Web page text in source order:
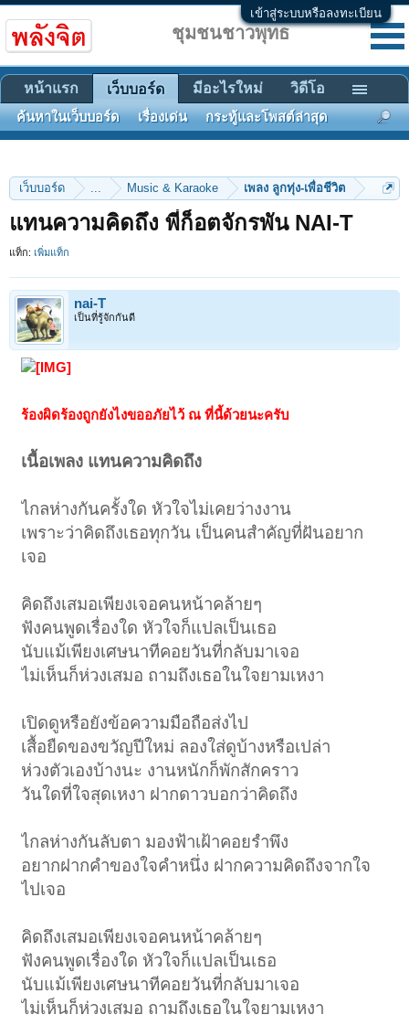
เข้าสู่ระบบหรือลงทะเบียน
เว็บบอร์ด ... Music & Karaoke เพลง ลูกทุ่ง-เพื่อชีวิต
แทนความคิดถึง พี่ก็อตจักรพัน NAI-T
แท็ก: เพิ่มแท็ก
nai-T
เป็นที่รู้จักกันดี
ร้องผิดร้องถูกยังไงขออภัยไว้ ณ ที่นี้ด้วยนะครับ
เนื้อเพลง แทนความคิดถึง
ไกลห่างกันครั้งใด หัวใจไม่เคยว่างงาน
เพราะว่าคิดถึงเธอทุกวัน เป็นคนสำคัญที่ฝันอยาก
เจอ
คิดถึงเสมอเพียงเจอคนหน้าคล้ายๆ
ฟังคนพูดเรื่องใด หัวใจก็แปลเป็นเธอ
นับแม้เพียงเศษนาทีคอยวันที่กลับมาเจอ
ไม่เห็นก็ห่วงเสมอ ถามถึงเธอในใจยามเหงา
เปิดดูหรือยังข้อความมือถือส่งไป
เสื้อยืดของขวัญปีใหม่ ลองใส่ดูบ้างหรือเปล่า
ห่วงตัวเองบ้างนะ งานหนักก็พักสักคราว
วันใดที่ใจสุดเหงา ฝากดาวบอกว่าคิดถึง
ไกลห่างกันลับตา มองฟ้าเฝ้าคอยรำพึง
อยากฝากคำของใจคำหนึ่ง ฝากความคิดถึงจากใจ
ไปเจอ
คิดถึงเสมอเพียงเจอคนหน้าคล้ายๆ
ฟังคนพูดเรื่องใด หัวใจก็แปลเป็นเธอ
นับแม้เพียงเศษนาทีคอยวันที่กลับมาเจอ
ไม่เห็นก็ห่วงเสมอ ถามถึงเธอในใจยามเหงา
ชุมชนชาวพุทธ
หน้าแรก เว็บบอร์ด
ค้นหาในเว็บบอร์ด เรื่องเด่น กระทู้และโพสต์ล่าสุด
มีอะไรใหม่ วิดีโอ